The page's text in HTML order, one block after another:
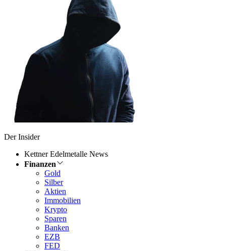
Der Insider
Kettner Edelmetalle News
Finanzen
Gold
Silber
Aktien
Immobilien
Krypto
Sparen
Banken
EZB
FED